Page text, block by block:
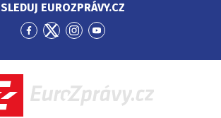
SLEDUJ EUROZPRÁVY.CZ
Přejít
Facebook
Přejít
Twitter
Přejít
Instagram
Přejít
YouTube
EuroZprávy.cz